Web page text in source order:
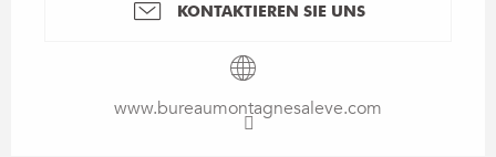
KONTAKTIEREN SIE UNS
www.bureaumontagnesaleve.com